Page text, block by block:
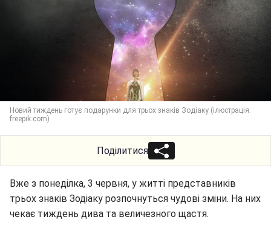
Новий тиждень готує подарунки для трьох знаків Зодіаку (ілюстрація:
freepik.com)
Поділитися
Вже з понеділка, 3 червня, у житті представників
трьох знаків Зодіаку розпочнуться чудові зміни. На них
чекає тиждень дива та величезного щастя.